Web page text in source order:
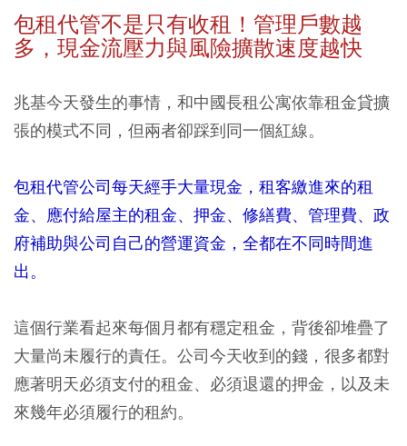
包租代管不是只有收租！管理戶數越
多，現金流壓力與風險擴散速度越快
兆基今天發生的事情，和中國長租公寓依靠租金貸擴
張的模式不同，但兩者卻踩到同一個紅線。
包租代管公司每天經手大量現金，租客繳進來的租
金、應付給屋主的租金、押金、修繕費、管理費、政
府補助與公司自己的營運資金，全都在不同時間進
出。
這個行業看起來每個月都有穩定租金，背後卻堆疊了
大量尚未履行的責任。公司今天收到的錢，很多都對
應著明天必須支付的租金、必須退還的押金，以及未
來幾年必須履行的租約。